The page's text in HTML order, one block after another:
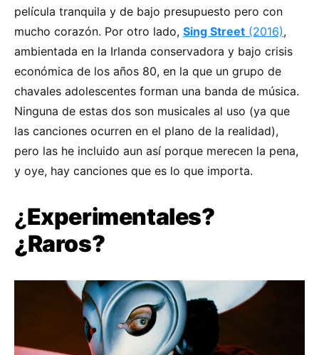
película tranquila y de bajo presupuesto pero con
mucho corazón. Por otro lado, Sing Street (2016),
ambientada en la Irlanda conservadora y bajo crisis
económica de los años 80, en la que un grupo de
chavales adolescentes forman una banda de música.
Ninguna de estas dos son musicales al uso (ya que
las canciones ocurren en el plano de la realidad),
pero las he incluido aun así porque merecen la pena,
y oye, hay canciones que es lo que importa.
¿Experimentales?
¿Raros?